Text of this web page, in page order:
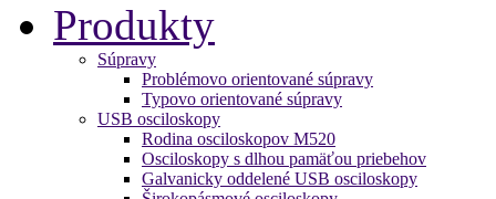
Produkty
Súpravy
Problémovo orientované súpravy
Typovo orientované súpravy
USB osciloskopy
Rodina osciloskopov M520
Osciloskopy s dlhou pamäťou priebehov
Galvanicky oddelené USB osciloskopy